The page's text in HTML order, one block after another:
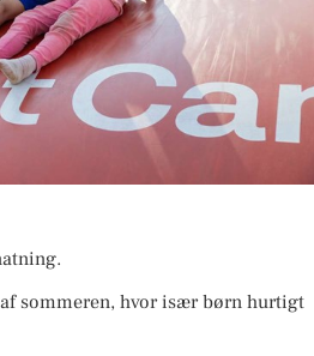
sommeren, hvor især børn hurtigt